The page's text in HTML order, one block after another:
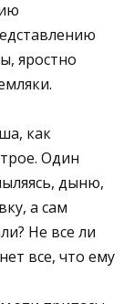
яростно
как
Один
дыню,
а сам
Не все ли
все, что ему